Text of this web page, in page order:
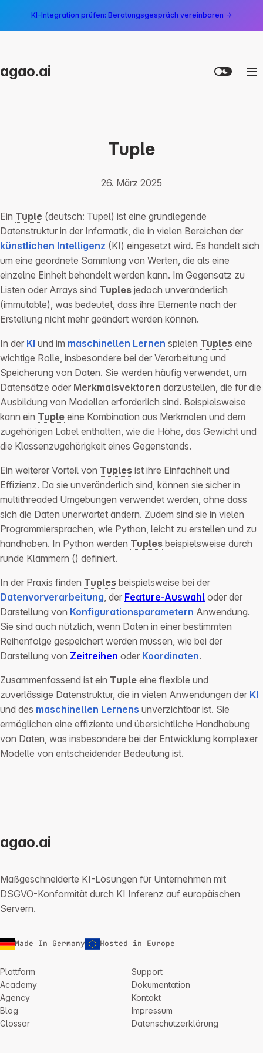
KI-Integration prüfen: Beratungsgespräch vereinbaren →
agao.ai
Tuple
26. März 2025
Ein Tuple (deutsch: Tupel) ist eine grundlegende
Datenstruktur in der Informatik, die in vielen Bereichen der
künstlichen Intelligenz (KI) eingesetzt wird. Es handelt sich
um eine geordnete Sammlung von Werten, die als eine
einzelne Einheit behandelt werden kann. Im Gegensatz zu
Listen oder Arrays sind Tuples jedoch unveränderlich
(immutable), was bedeutet, dass ihre Elemente nach der
Erstellung nicht mehr geändert werden können.
In der KI und im maschinellen Lernen spielen Tuples eine
wichtige Rolle, insbesondere bei der Verarbeitung und
Speicherung von Daten. Sie werden häufig verwendet, um
Datensätze oder Merkmalsvektoren darzustellen, die für die
Ausbildung von Modellen erforderlich sind. Beispielsweise
kann ein Tuple eine Kombination aus Merkmalen und dem
zugehörigen Label enthalten, wie die Höhe, das Gewicht und
die Klassenzugehörigkeit eines Gegenstands.
Ein weiterer Vorteil von Tuples ist ihre Einfachheit und
Effizienz. Da sie unveränderlich sind, können sie sicher in
multithreaded Umgebungen verwendet werden, ohne dass
sich die Daten unerwartet ändern. Zudem sind sie in vielen
Programmiersprachen, wie Python, leicht zu erstellen und zu
handhaben. In Python werden Tuples beispielsweise durch
runde Klammern () definiert.
In der Praxis finden Tuples beispielsweise bei der
Datenvorverarbeitung, der Feature-Auswahl oder der
Darstellung von Konfigurationsparametern Anwendung.
Sie sind auch nützlich, wenn Daten in einer bestimmten
Reihenfolge gespeichert werden müssen, wie bei der
Darstellung von Zeitreihen oder Koordinaten.
Zusammenfassend ist ein Tuple eine flexible und
zuverlässige Datenstruktur, die in vielen Anwendungen der KI
und des maschinellen Lernens unverzichtbar ist. Sie
ermöglichen eine effiziente und übersichtliche Handhabung
von Daten, was insbesondere bei der Entwicklung komplexer
Modelle von entscheidender Bedeutung ist.
agao.ai
Maßgeschneiderte KI-Lösungen für Unternehmen mit
DSGVO-Konformität durch KI Inferenz auf europäischen
Servern.
Made In Germany Hosted in Europe
Plattform
Academy
Agency
Blog
Glossar
Support
Dokumentation
Kontakt
Impressum
Datenschutzerklärung